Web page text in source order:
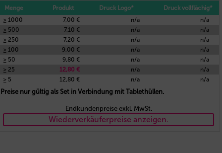
Menge Produkt Druck Logo*
Druck vollflächig*
≥ 1000
7,00 € n/a
n/a
≥ 500
7,10 € n/a
n/a
≥ 250
7,20 € n/a
n/a
≥ 100
9,00 € n/a
n/a
≥ 50
9,80 € n/a
n/a
≥ 25
12,80 € n/a
n/a
≥ 5
12,80 € n/a n/a
Preise nur gültig als Set in Verbindung mit Tablethüllen.
Endkundenpreise exkl. MwSt.
Wiederverkäuferpreise anzeigen.